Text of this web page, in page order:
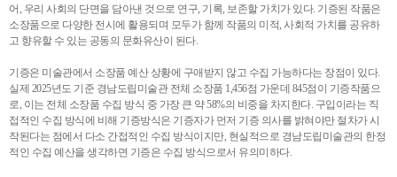
어, 우리 사회의 단면을 담아낸 것으로 연구, 기록, 보존할 가치가 있다. 기증된 작품은
소장품으로 다양한 전시에 활용되며 모두가 함께 작품의 미적, 사회적 가치를 공유하
고 향유할 수 있는 공동의 문화유산이 된다.
기증은 미술관에서 소장품 예산 상황에 구애받지 않고 수집 가능하다는 장점이 있다.
실제 2025년도 기준 경남도립미술관 전체 소장품 1,456점 가운데 845점이 기증작품으
로, 이는 전체 소장품 수집 방식 중 가장 큰 약 58%의 비중을 차지한다. 구입이라는 직
접적인 수집 방식에 비해 기증방식은 기증자가 먼저 기증 의사를 밝혀야만 절차가 시
작된다는 점에서 다소 간접적인 수집 방식이지만, 현실적으로 경남도립미술관의 한정
적인 수집 예산을 생각하면 기증은 수집 방식으로서 유의미하다.